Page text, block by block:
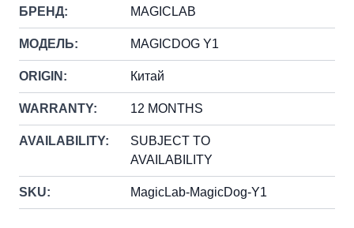
БРЕНД: MAGICLAB
МОДЕЛЬ: MAGICDOG Y1
ORIGIN: Китай
WARRANTY: 12 MONTHS
AVAILABILITY:
SUBJECT TO
AVAILABILITY
SKU: MagicLab-MagicDog-Y1